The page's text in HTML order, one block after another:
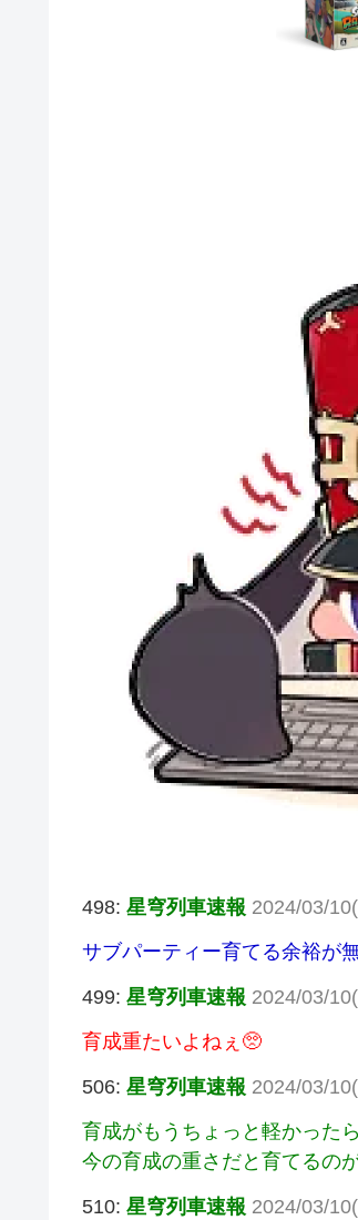
498: 星穹列車速報 2024/03/
サブパーティー育てる余裕が
499: 星穹列車速報 2024/03/
育成重たいよねぇ🥺
506: 星穹列車速報 2024/03/
育成がもうちょっと軽かった
今の育成の重さだと育てるの
510: 星穹列車速報 2024/03/